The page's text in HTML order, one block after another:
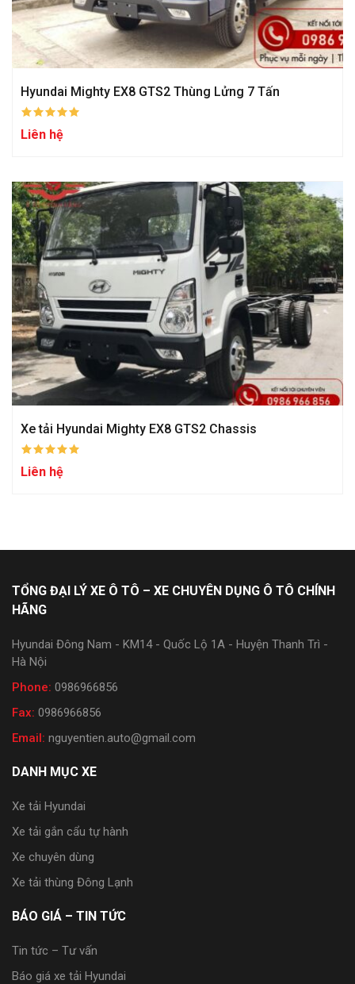
Hyundai Mighty EX8 GTS2 Thùng Lửng 7 Tấn
Liên hệ
Xe tải Hyundai Mighty EX8 GTS2 Chassis
Liên hệ
TỔNG ĐẠI LÝ XE Ô TÔ – XE CHUYÊN DỤNG Ô TÔ CHÍNH
HÃNG
Hyundai Đông Nam - KM14 - Quốc Lộ 1A - Huyện Thanh Trì -
Hà Nội
Phone: 0986966856
Fax: 0986966856
Email: nguyentien.auto@gmail.com
DANH MỤC XE
Xe tải Hyundai
Xe tải gắn cẩu tự hành
Xe chuyên dùng
Xe tải thùng Đông Lạnh
BÁO GIÁ – TIN TỨC
Tin tức – Tư vấn
Báo giá xe tải Hyundai